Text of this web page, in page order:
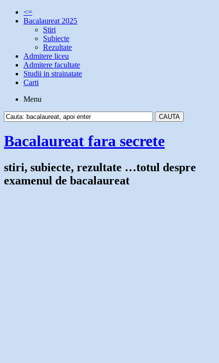
<=
Bacalaureat 2025
Stiri
Subiecte
Rezultate
Admitere liceu
Admitere facultate
Studii in strainatate
Carti
Menu
Bacalaureat fara secrete
stiri, subiecte, rezultate …totul despre
examenul de bacalaureat